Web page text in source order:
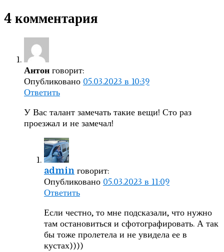
4 комментария
Антон говорит:
Опубликовано 05.03.2023 в 10:39
Ответить
У Вас талант замечать такие вещи! Сто раз
проезжал и не замечал!
admin говорит:
Опубликовано 05.03.2023 в 11:09
Ответить
Если честно, то мне подсказали, что нужно
там остановиться и сфотографировать. А так
бы тоже пролетела и не увидела ее в
кустах))))